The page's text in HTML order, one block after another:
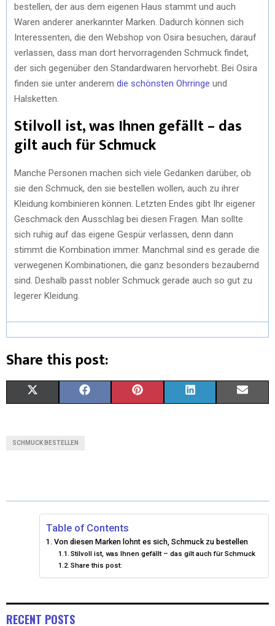
bestellen, der aus dem eigenen Haus stammt und auch
Waren anderer anerkannter Marken. Dadurch können sich
Interessenten, die den Webshop von Osira besuchen, darauf
verlassen, dass man dort hervorragenden Schmuck findet,
der sich gegenüber den Standardwaren hervorhebt. Bei Osira
finden sie unter anderem die schönsten Ohrringe und
Halsketten.
Stilvoll ist, was Ihnen gefällt – das
gilt auch für Schmuck
Manche Personen machen sich viele Gedanken darüber, ob
sie den Schmuck, den sie bestellen wollen, auch zu ihrer
Kleidung kombinieren können. Letzten Endes gibt Ihr eigener
Geschmack den Ausschlag bei diesen Fragen. Man sollte
sich ruhig auf das eigene Gespür verlassen, denn dann
stimmt die Kombination immer. Manchmal sind es gerade die
verwegenen Kombinationen, die ganz besonders bezaubernd
sind. Deshalb passt nobler Schmuck gerade auch so gut zu
legerer Kleidung.
Share this post:
T
T
E
O
O
K
R
S
D
N
SCHMUCK BESTELLEN
Table of Contents
Von diesen Marken lohnt es sich, Schmuck zu bestellen
Stilvoll ist, was Ihnen gefällt – das gilt auch für Schmuck
Share this post:
RECENT POSTS